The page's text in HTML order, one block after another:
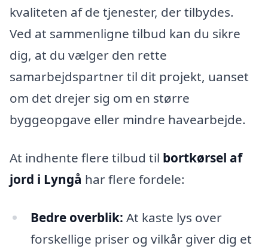
kvaliteten af de tjenester, der tilbydes.
Ved at sammenligne tilbud kan du sikre
dig, at du vælger den rette
samarbejdspartner til dit projekt, uanset
om det drejer sig om en større
byggeopgave eller mindre havearbejde.
At indhente flere tilbud til bortkørsel af
jord i Lyngå har flere fordele:
Bedre overblik: At kaste lys over
forskellige priser og vilkår giver dig et